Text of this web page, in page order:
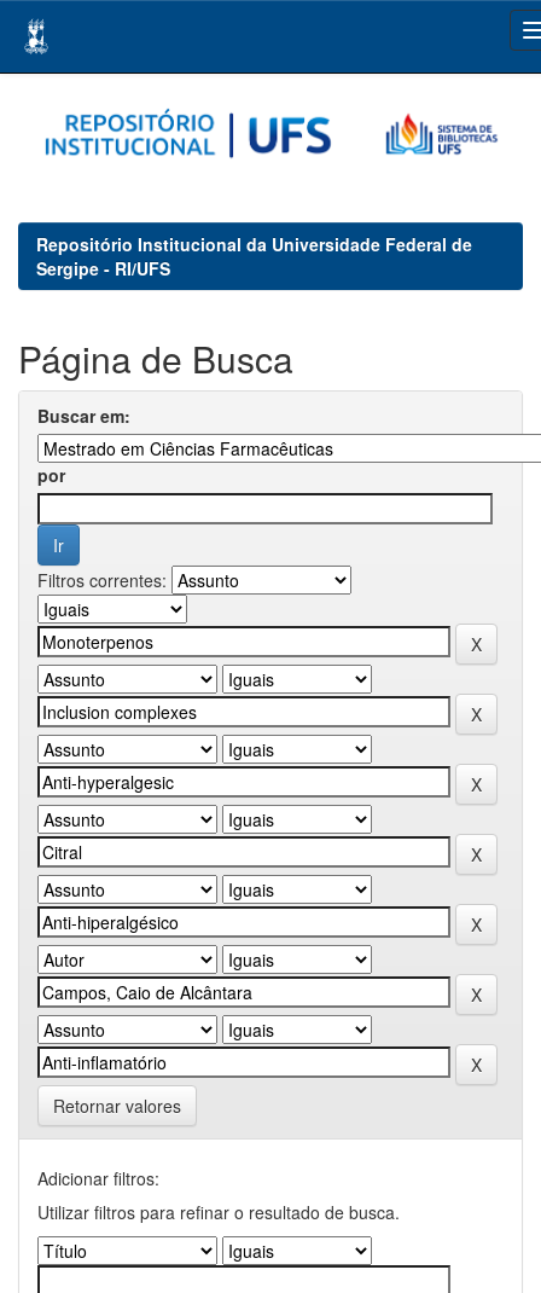
navigation
Repositório Institucional da Universidade Federal de
Sergipe - RI/UFS
Página de Busca
Buscar em:
por
Filtros correntes:
Retornar valores
Adicionar filtros:
Utilizar filtros para refinar o resultado de busca.